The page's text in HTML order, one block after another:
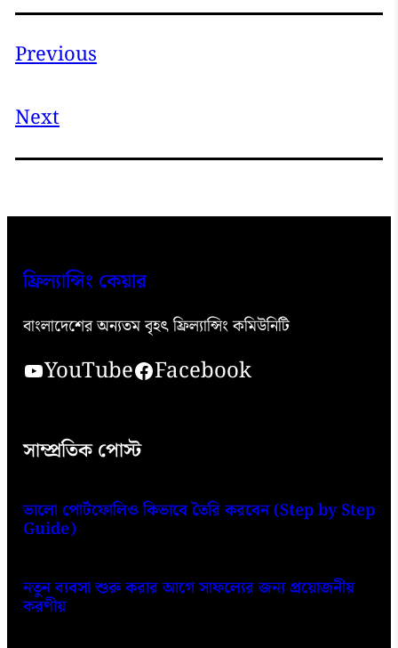
Previous
Next
ফ্রিল্যান্সিং কেয়ার
বাংলাদেশের অন্যতম বৃহৎ ফ্রিল্যান্সিং কমিউনিটি
YouTube Facebook
সাম্প্রতিক পোস্ট
ভালো পোর্টফোলিও কিভাবে তৈরি করবেন (Step by Step
Guide)
নতুন ব্যবসা শুরু করার আগে সাফল্যের জন্য প্রয়োজনীয়
করণীয়